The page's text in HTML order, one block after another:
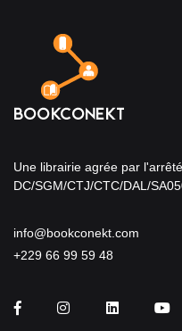
Une librairie agrée par
DC/SGM/CTJ/CTC/DAL/
info@bookconekt.com
+229 66 99 59 48
FacebookInstagramLinkedIn